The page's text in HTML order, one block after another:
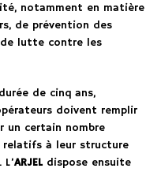
notamment en matière
de prévention des
lutte contre les
de cinq ans,
doivent remplir
un certain nombre
à leur structure
ARJEL dispose ensuite